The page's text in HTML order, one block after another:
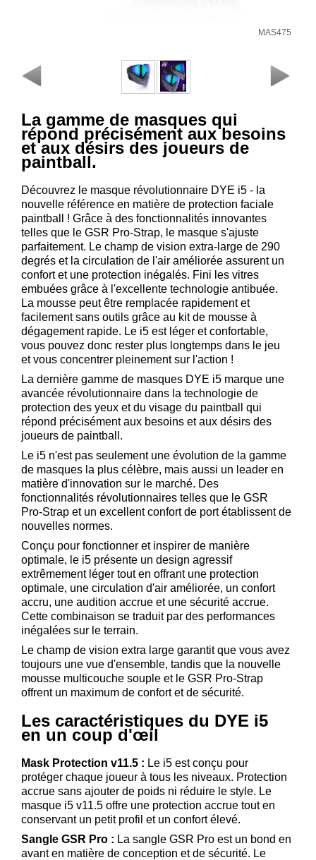
Modifiez
vos
paramètres
Commandes
web
Mes
documents
Factures –
coffre-fort
numérique
Téléchargement
Service
après
vente
C.G.V.
Nous
contacter
Paramètres
de vos
newsletters
MAS475
La gamme de masques qui
répond précisément aux besoins
et aux désirs des joueurs de
paintball.
Découvrez le masque révolutionnaire DYE i5 - la
nouvelle référence en matière de protection faciale
paintball ! Grâce à des fonctionnalités innovantes
telles que le GSR Pro-Strap, le masque s'ajuste
parfaitement. Le champ de vision extra-large de 290
degrés et la circulation de l'air améliorée assurent un
confort et une protection inégalés. Fini les vitres
embuées grâce à l'excellente technologie antibuée.
La mousse peut être remplacée rapidement et
facilement sans outils grâce au kit de mousse à
dégagement rapide. Le i5 est léger et confortable,
vous pouvez donc rester plus longtemps dans le jeu
et vous concentrer pleinement sur l'action !
La dernière gamme de masques DYE i5 marque une
avancée révolutionnaire dans la technologie de
protection des yeux et du visage du paintball qui
répond précisément aux besoins et aux désirs des
joueurs de paintball.
Le i5 n'est pas seulement une évolution de la gamme
de masques la plus célèbre, mais aussi un leader en
matière d'innovation sur le marché. Des
fonctionnalités révolutionnaires telles que le GSR
Pro-Strap et un excellent confort de port établissent de
nouvelles normes.
Conçu pour fonctionner et inspirer de manière
optimale, le i5 présente un design agressif
extrêmement léger tout en offrant une protection
optimale, une circulation d'air améliorée, un confort
accru, une audition accrue et une sécurité accrue.
Cette combinaison se traduit par des performances
inégalées sur le terrain.
Le champ de vision extra large garantit que vous avez
toujours une vue d'ensemble, tandis que la nouvelle
mousse multicouche souple et le GSR Pro-Strap
offrent un maximum de confort et de sécurité.
Les caractéristiques du DYE i5
en un coup d'œil
Mask Protection v11.5 : Le i5 est conçu pour
protéger chaque joueur à tous les niveaux. Protection
accrue sans ajouter de poids ni réduire le style. Le
masque i5 v11.5 offre une protection accrue tout en
conservant un petit profil et un confort élevé.
Sangle GSR Pro : La sangle GSR Pro est un bond en
avant en matière de conception et de sécurité. Le